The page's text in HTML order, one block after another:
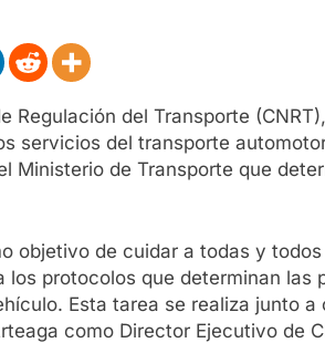
Regulación del Transporte
servicios del transporte
Ministerio de Transporte que
objetivo de cuidar a todas y
los protocolos que determinan
Esta tarea se realiza junto
como Director Ejecutivo de